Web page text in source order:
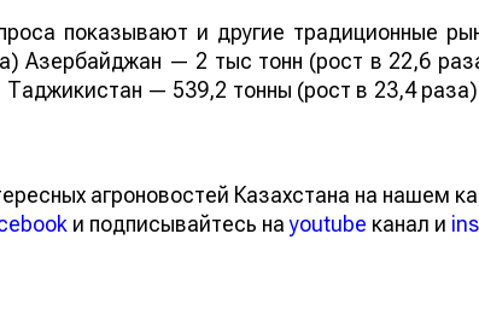
показывают и другие традиционные
Азербайджан — 2 тыс тонн (рост в 22,6
Таджикистан — 539,2 тонны (рост в 23,4
агроновостей Казахстана на нашем
и подписывайтесь наyoutube канал и